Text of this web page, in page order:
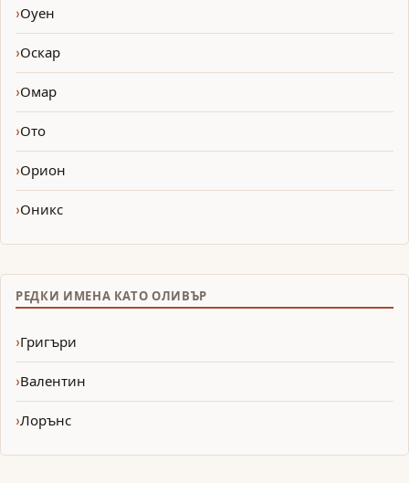
Оуен
Оскар
Омар
Ото
Орион
Оникс
РЕДКИ ИМЕНА КАТО ОЛИВЪР
Григъри
Валентин
Лорънс